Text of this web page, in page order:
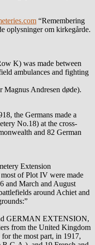
“Remembering
oplysninger om kirkegårde.
K) was made between
ambulances and fighting
Magnus Andresen døde).
the Germans made a
No.18) at the cross-
and 82 German
Extension
of Plot IV were made
and March and August
around Achiet and
GERMAN EXTENSION,
from the United Kingdom
the most part, in 1917,